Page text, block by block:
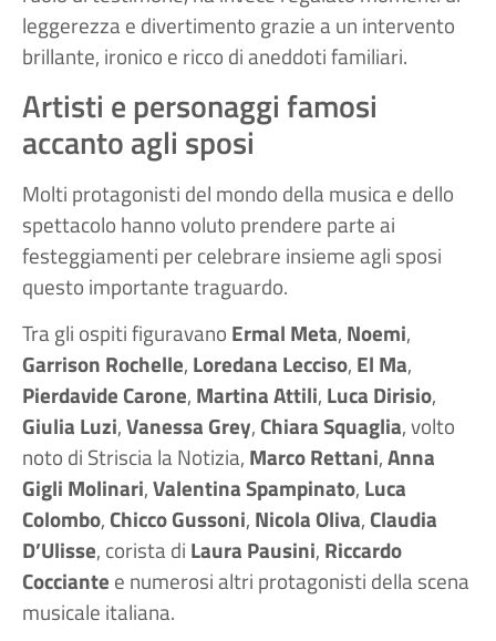
leggerezza e divertimento grazie a un intervento
brillante, ironico e ricco di aneddoti familiari.
Artisti e personaggi famosi
accanto agli sposi
Molti protagonisti del mondo della musica e dello
spettacolo hanno voluto prendere parte ai
festeggiamenti per celebrare insieme agli sposi
questo importante traguardo.
Tra gli ospiti figuravano Ermal Meta, Noemi,
Garrison Rochelle, Loredana Lecciso, El Ma,
Pierdavide Carone, Martina Attili, Luca Dirisio,
Giulia Luzi,Vanessa Grey, Chiara Squaglia, volto
noto di Striscia la Notizia, Marco Rettani,Anna
Gigli Molinari,Valentina Spampinato, Luca
Colombo, Chicco Gussoni, Nicola Oliva, Claudia
D’Ulisse, corista di Laura Pausini, Riccardo
Cocciante e numerosi altri protagonisti della scena
musicale italiana.